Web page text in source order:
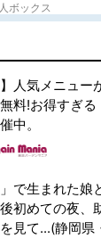
ボックス
】人気メニュ
料!お得すぎ
中。
」で生まれた
初めての夜、
見て...(静岡